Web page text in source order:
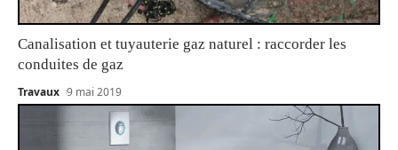
Canalisation et tuyauterie gaz naturel : raccorder les
conduites de gaz
Travaux 9 mai 2019